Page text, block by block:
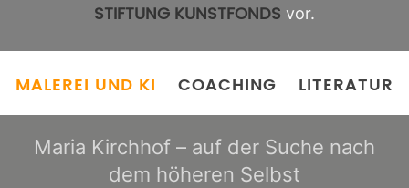
STIFTUNG KUNSTFONDS vor.
MALEREI UND KI COACHING LITERATUR
Maria Kirchhof – auf der Suche nach
dem höheren Selbst